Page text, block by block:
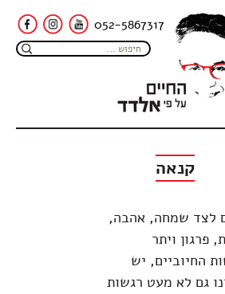
052-5867317
קנאה
לצד שמחה, אהבה,
פרגון ויתר
החיוביים, יש
גם לא מעט רגשות